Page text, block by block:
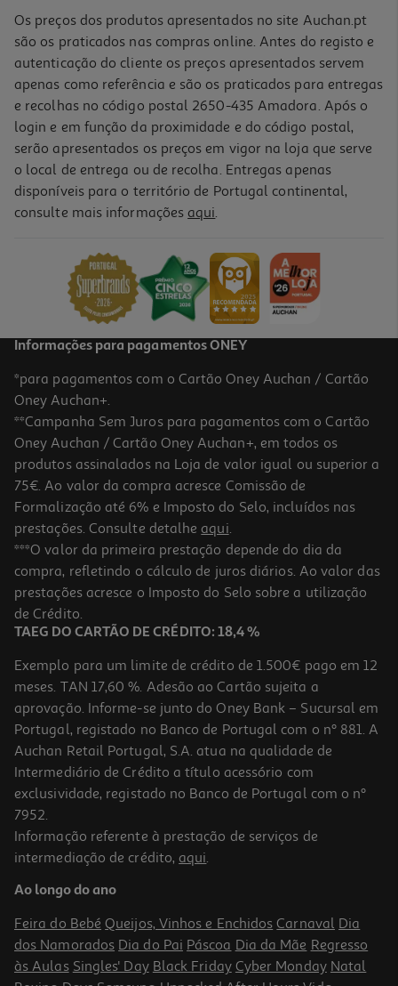
4.3
Coluna Portátil Jbl Grip Red
99,99 €
4.3 (210)
Coluna Portátil Jbl Grip Pur
99.99 €/un
99,99 €
4.4
Coluna Jbl Preto 30w Aut.20hr Charge 4
149.99 €/un
149,99 €
Os preços dos produtos apresentados no site Auchan.pt
são os praticados nas compras online. Antes do registo e
autenticação do cliente os preços apresentados servem
apenas como referência e são os praticados para entregas
e recolhas no código postal 2650-435 Amadora. Após o
login e em função da proximidade e do código postal,
serão apresentados os preços em vigor na loja que serve
o local de entrega ou de recolha. Entregas apenas
disponíveis para o território de Portugal continental,
consulte mais informações aqui.
Informações para pagamentos ONEY
*para pagamentos com o Cartão Oney Auchan / Cartão
Oney Auchan+.
**Campanha Sem Juros para pagamentos com o Cartão
Oney Auchan / Cartão Oney Auchan+, em todos os
produtos assinalados na Loja de valor igual ou superior a
75€. Ao valor da compra acresce Comissão de
Formalização até 6% e Imposto do Selo, incluídos nas
prestações. Consulte detalhe aqui.
***O valor da primeira prestação depende do dia da
compra, refletindo o cálculo de juros diários. Ao valor das
prestações acresce o Imposto do Selo sobre a utilização
de Crédito.
TAEG DO CARTÃO DE CRÉDITO: 18,4 %
Exemplo para um limite de crédito de 1.500€ pago em 12
meses. TAN 17,60 %. Adesão ao Cartão sujeita a
aprovação. Informe-se junto do Oney Bank – Sucursal em
Portugal, registado no Banco de Portugal com o nº 881. A
Auchan Retail Portugal, S.A. atua na qualidade de
Intermediário de Crédito a título acessório com
exclusividade, registado no Banco de Portugal com o nº
7952.
Informação referente à prestação de serviços de
intermediação de crédito, aqui.
Ao longo do ano
Feira do Bebé Queijos, Vinhos e Enchidos Carnaval Dia
dos Namorados Dia do Pai Páscoa Dia da Mãe Regresso
às Aulas Singles' Day Black Friday Cyber Monday Natal